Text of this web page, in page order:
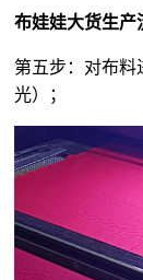
布娃娃大货生产
第五步：对布料
光）；